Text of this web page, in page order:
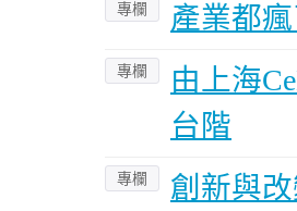
專欄 產業都
專欄
由上海
台階
專欄 創新與